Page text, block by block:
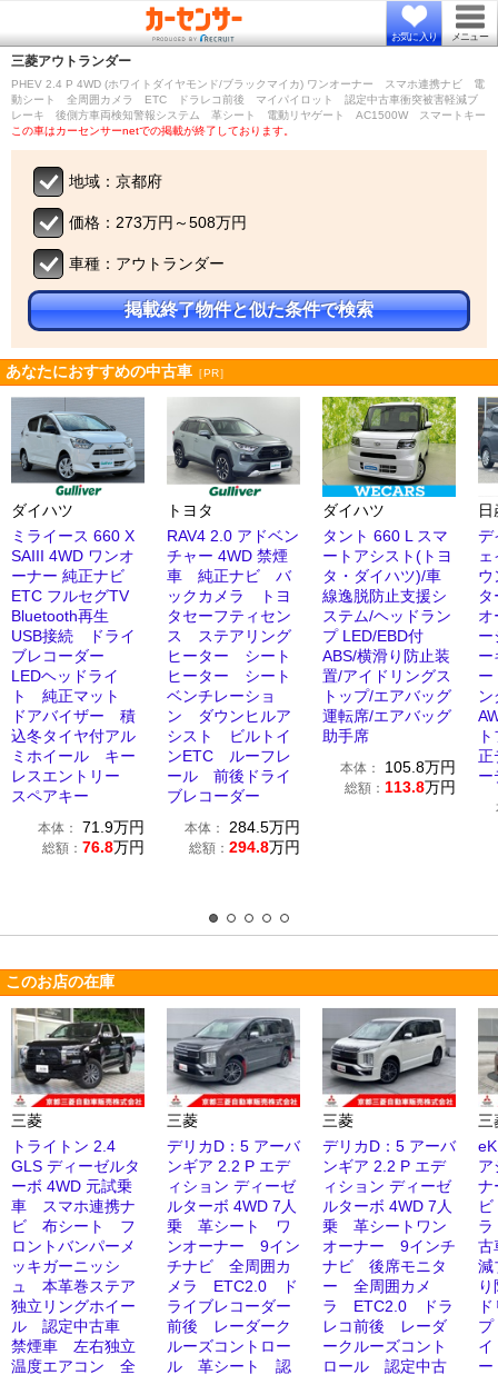
お気に入り メニュー
三菱アウトランダー
PHEV 2.4 P 4WD (ホワイトダイヤモンド/ブラックマイカ) ワンオーナー スマホ連携ナビ 電
動シート 全周囲カメラ ETC ドラレコ前後 マイパイロット 認定中古車衝突被害軽減ブ
レーキ 後側方車両検知警報システム 革シート 電動リヤゲート AC1500W スマートキー
この車はカーセンサーnetでの掲載が終了しております。
地域：京都府
価格：273万円～508万円
車種：アウトランダー
掲載終了物件と似た条件で検索
あなたにおすすめの中古車 ［PR］
ダイハツ
ミライース 660 X
SAIII 4WD ワンオ
ーナー 純正ナビ
ETC フルセグTV
Bluetooth再生
USB接続 ドライ
ブレコーダー
LEDヘッドライ
ト 純正マット
ドアバイザー 積
込冬タイヤ付アル
ミホイール キー
レスエントリー
スペアキー
本体： 71.9万円
総額： 76.8万円
トヨタ
RAV4 2.0 アドベン
チャー 4WD 禁煙
車 純正ナビ バ
ックカメラ トヨ
タセーフティセン
ス ステアリング
ヒーター シート
ヒーター シート
ベンチレーショ
ン ダウンヒルア
シスト ビルトイ
ンETC ルーフレ
ール 前後ドライ
ブレコーダー
本体： 284.5万円
総額： 294.8万円
ダイハツ
タント 660 L スマ
ートアシスト(トヨ
タ・ダイハツ)/車
線逸脱防止支援シ
ステム/ヘッドラン
プ LED/EBD付
ABS/横滑り防止装
置/アイドリングス
トップ/エアバッグ
運転席/エアバッグ
助手席
本体： 105.8万円
総額： 113.8万円
日
デ
ウ
オ
ー
ー
ー
正
ー
このお店の在庫
三菱
トライトン 2.4
GLS ディーゼルタ
ーボ 4WD 元試乗
車 スマホ連携ナ
ビ 布シート フ
ロントバンパーメ
ッキガーニッシ
ュ 本革巻ステア
独立リングホイー
ル 認定中古車
禁煙車 左右独立
温度エアコン 全
三菱
デリカD：5 アーバ
ンギア 2.2 P エデ
ィション ディーゼ
ルターボ 4WD 7人
乗 革シート ワ
ンオーナー 9イン
チナビ 全周囲カ
メラ ETC2.0 ド
ライブレコーダー
前後 レーダーク
ルーズコントロー
ル 革シート 認
三菱
デリカD：5 アーバ
ンギア 2.2 P エデ
ィション ディーゼ
ルターボ 4WD 7人
乗 革シートワン
オーナー 9インチ
ナビ 後席モニタ
ー 全周囲カメ
ラ ETC2.0 ドラ
レコ前後 レーダ
ークルーズコント
ロール 認定中古
三
ア
ナ
古
減
ー